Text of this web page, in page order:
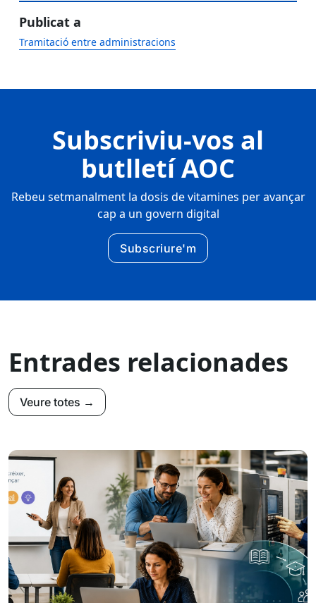
Publicat a
Tramitació entre administracions
Subscriviu-vos al
butlletí AOC
Rebeu setmanalment la dosis de vitamines per avançar
cap a un govern digital
Subscriure'm
Entrades relacionades
Veure totes →